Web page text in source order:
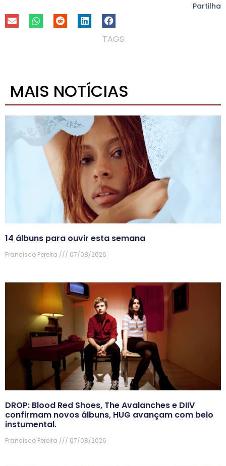
Partilha
TAGS
MAIS NOTÍCIAS
14 álbuns para ouvir esta semana
Francisco Pereira 07/08/2026
DROP: Blood Red Shoes, The Avalanches e DIIV
confirmam novos álbuns, HUG avançam com belo
instumental.
Francisco Pereira 07/08/2026